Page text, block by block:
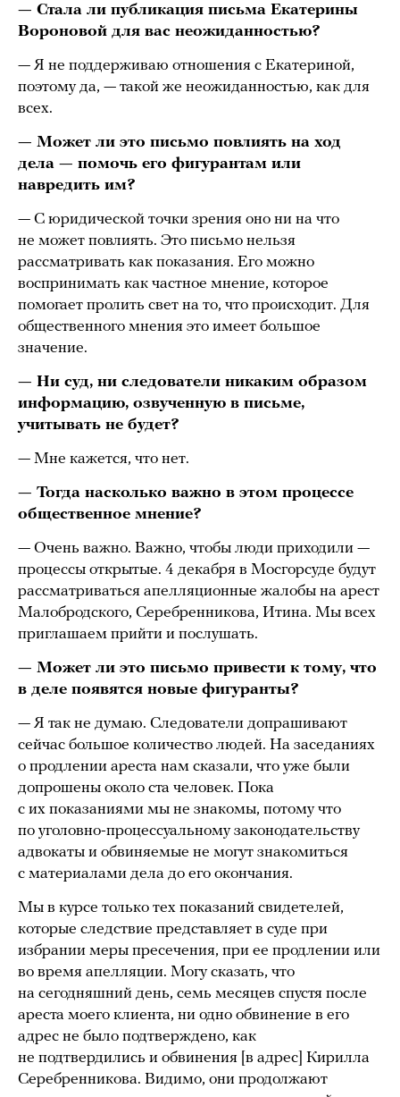
— Стала ли публикация письма Екатерины
Вороновой для вас неожиданностью?
— Я не поддерживаю отношения с Екатериной,
поэтому да, — такой же неожиданностью, как для
всех.
— Может ли это письмо повлиять на ход
дела — помочь его фигурантам или
навредить им?
— С юридической точки зрения оно ни на что
не может повлиять. Это письмо нельзя
рассматривать как показания. Его можно
воспринимать как частное мнение, которое
помогает пролить свет на то, что происходит. Для
общественного мнения это имеет большое
значение.
— Ни суд, ни следователи никаким образом
информацию, озвученную в письме,
учитывать не будет?
— Мне кажется, что нет.
— Тогда насколько важно в этом процессе
общественное мнение?
— Очень важно. Важно, чтобы люди приходили —
процессы открытые. 4 декабря в Мосгорсуде будут
рассматриваться апелляционные жалобы на арест
Малобродского, Серебренникова, Итина. Мы всех
приглашаем прийти и послушать.
— Может ли это письмо привести к тому, что
в деле появятся новые фигуранты?
— Я так не думаю. Следователи допрашивают
сейчас большое количество людей. На заседаниях
о продлении ареста нам сказали, что уже были
допрошены около ста человек. Пока
с их показаниями мы не знакомы, потому что
по уголовно-процессуальному законодательству
адвокаты и обвиняемые не могут знакомиться
с материалами дела до его окончания.
Мы в курсе только тех показаний свидетелей,
которые следствие представляет в суде при
избрании меры пресечения, при ее продлении или
во время апелляции. Могу сказать, что
на сегодняшний день, семь месяцев спустя после
ареста моего клиента, ни одно обвинение в его
адрес не было подтверждено, как
не подтвердились и обвинения [в адрес] Кирилла
Серебренникова. Видимо, они продолжают